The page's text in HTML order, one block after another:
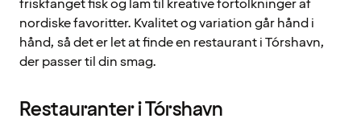
friskfanget fisk og lam til kreative fortolkninger af
nordiske favoritter. Kvalitet og variation går hånd i
hånd, så det er let at finde en restaurant i Tórshavn,
der passer til din smag.
Restauranter i Tórshavn